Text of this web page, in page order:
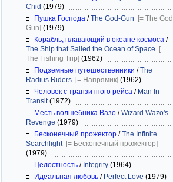
Chid (1979)
Пушка Господа /The God-Gun [= The God
Gun] (1979)
Корабль, плавающий в океане космоса /
The Ship that Sailed the Ocean of Space [=
The Fishing Trip] (1962)
Подземные путешественники /The
Radius Riders [= Напрямик] (1962)
Человек с транзитного рейса / Man In
Transit(1972)
Месть волшебника Вазо /Wizard Wazo's
Revenge (1979)
Бесконечный прожектор /The Infinite
Searchlight [= Бесконечный прожектор]
(1979)
Целостность / Integrity (1964)
Идеальная любовь / Perfect Love (1979)